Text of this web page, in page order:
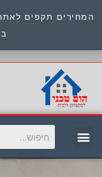
המחירים תקפים